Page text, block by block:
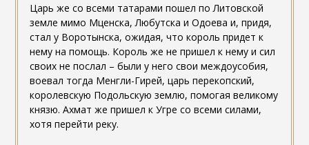
Царь же со всеми татарами пошел по Литовской
земле мимо Мценска, Любутска и Одоева и, придя,
стал у Воротынска, ожидая, что король придет к
нему на помощь. Король же не пришел к нему и сил
своих не послал – были у него свои междоусобия,
воевал тогда Менгли-Гирей, царь перекопский,
королевскую Подольскую землю, помогая великому
князю. Ахмат же пришел к Угре со всеми силами,
хотя перейти реку.